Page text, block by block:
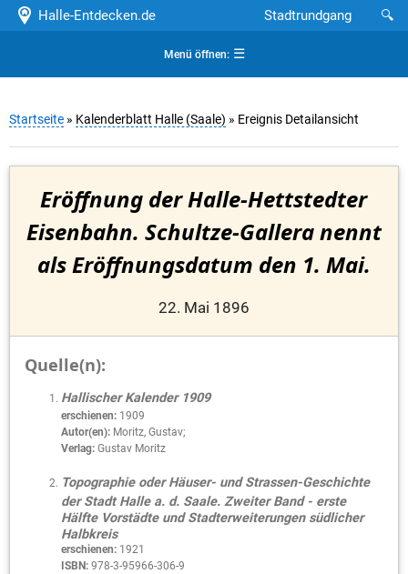
Halle-Entdecken.de 🔍
Stadtrundgang
Menü öffnen:☰
Startseite » Kalenderblatt Halle (Saale) » Ereignis Detailansicht
Eröffnung der Halle-Hettstedter
Eisenbahn. Schultze-Gallera nennt
als Eröffnungsdatum den 1. Mai.
22. Mai 1896
Quelle(n):
Hallischer Kalender 1909
erschienen: 1909
Autor(en): Moritz, Gustav;
Verlag: Gustav Moritz
Topographie oder Häuser- und Strassen-Geschichte
der Stadt Halle a. d. Saale. Zweiter Band - erste
Hälfte Vorstädte und Stadterweiterungen südlicher
Halbkreis
erschienen: 1921
ISBN: 978-3-95966-306-9